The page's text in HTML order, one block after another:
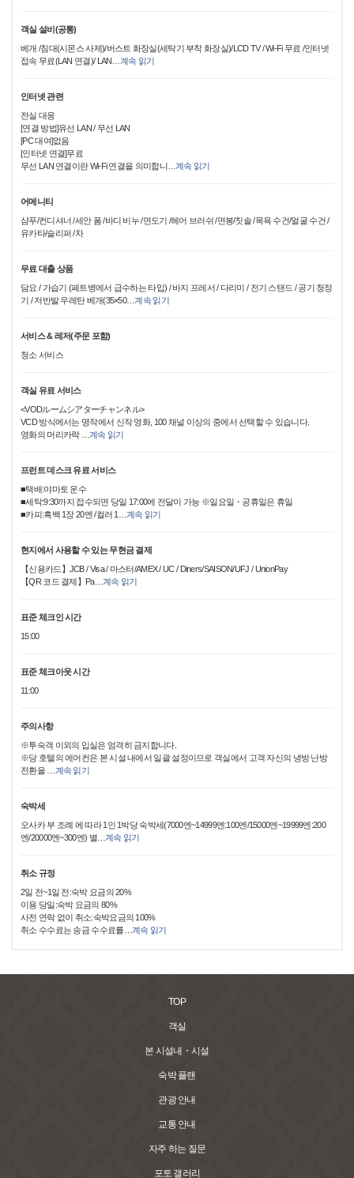
객실 설비(공통)
베개 /침대(시몬스 사제)/버스트 화장실(세탁기 부착 화장실)/LCD TV / Wi-Fi 무료 /인터넷
접속 무료(LAN 연결)/ LAN
계속 읽기
인터넷 관련
전실 대응
[연결 방법]유선 LAN / 무선 LAN
[PC 대여]없음
[인터넷 연결]무료
무선 LAN 연결이란 Wi-Fi 연결을 의미합니
계속 읽기
어메니티
샴푸/컨디셔너 /세안 폼 /바디 비누 /면도기 /헤어 브러쉬 /면봉/칫솔 /목욕 수건/얼굴 수건 /
유카타/슬리퍼 /차
무료 대출 상품
담요 / 가습기 (페트병에서 급수하는 타입) / 바지 프레서 / 다리미 / 전기 스탠드 / 공기 청정
기 / 저반발 우레탄 베개(35×50… 계속 읽기
서비스 & 레저(주문 포함)
청소 서비스
객실 유료 서비스
<VODルームシアターチャンネル>
VCD 방식에서는 명작에서 신작 영화, 100 채널 이상의 중에서 선택할 수 있습니다.
영화의 머리카락
계속 읽기
프런트 데스크 유료 서비스
■택배:야마토 운수
■세탁:9:30까지 접수되면 당일 17:00에 전달이 가능 ※일요일・공휴일은 휴일
■카피:흑백 1장 20엔 /컬러 1
계속 읽기
현지에서 사용할 수 있는 무현금 결제
【신용카드】JCB / Visa / 마스터/AMEX / UC / Diners/SAISON/UFJ / UnionPay
【QR 코드 결제】Pa… 계속 읽기
표준 체크인 시간
15:00
표준 체크아웃 시간
11:00
주의사항
※투숙객 이외의 입실은 엄격히 금지합니다.
※당 호텔의 에어컨은 본 시설 내에서 일괄 설정이므로 객실에서 고객 자신의 냉방 난방
전환을
계속 읽기
숙박세
오사카 부 조례 에 따라 1인 1박당 숙박세(7000엔~14999엔:100엔/15000엔~19999엔:200
엔/20000엔~300엔) 별
계속 읽기
취소 규정
2일 전~1일 전:숙박 요금의 20%
이용 당일:숙박 요금의 80%
사전 연락 없이 취소:숙박요금의 100%
취소 수수료는 송금 수수료를
계속 읽기
TOP
객실
본 시설내・시설
숙박 플랜
관광 안내
교통 안내
자주 하는 질문
포토 갤러리